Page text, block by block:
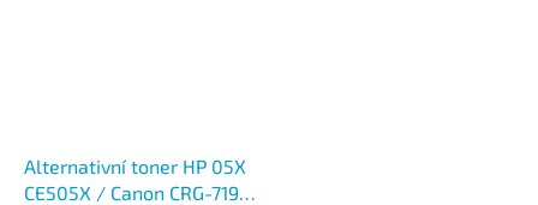
Alternativní toner HP 05X
CE505X / Canon CRG-719H